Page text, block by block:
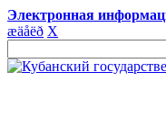
Электронная
æäåëð X